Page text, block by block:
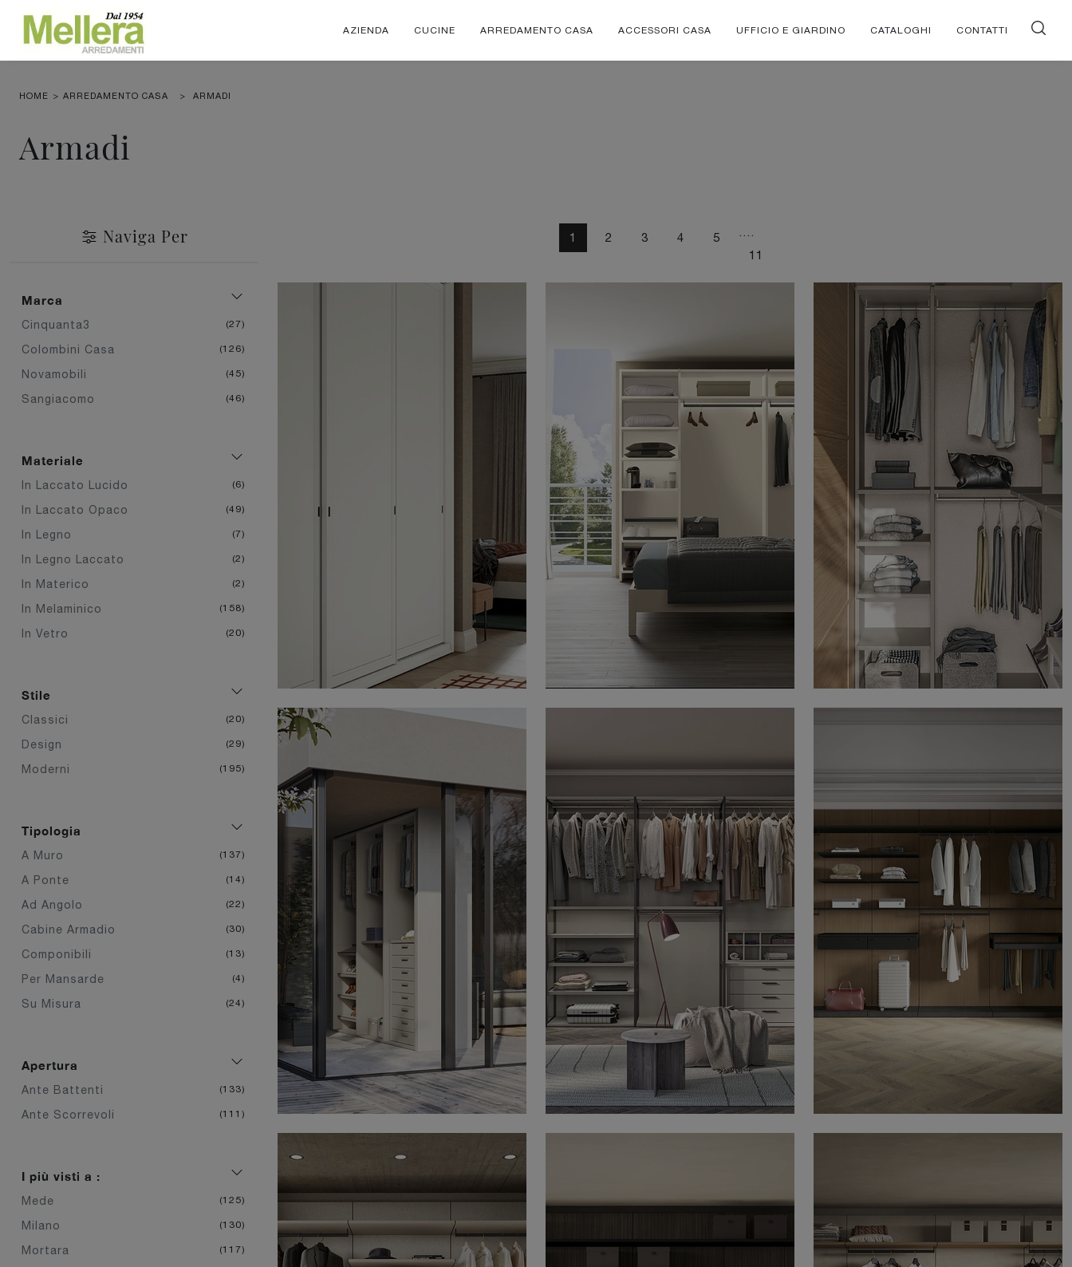
AZIENDA CUCINE ARREDAMENTO CASA ACCESSORI CASA UFFICIO E GIARDINO CATALOGHI CONTATTI
HOME > ARREDAMENTO CASA > ARMADI
Armadi
Naviga Per
Marca
Cinquanta3 27
Colombini Casa 126
Novamobili 45
Sangiacomo 46
Materiale
In Laccato Lucido 6
In Laccato Opaco 49
In Legno 7
In Legno Laccato 2
In Materico 2
In Melaminico 158
In Vetro 20
Stile
Classici 20
Design 29
Moderni 195
Tipologia
A Muro 137
A Ponte 14
Ad Angolo 22
Cabine Armadio 30
Componibili 13
Per Mansarde 4
Su Misura 24
Apertura
Ante Battenti 133
Ante Scorrevoli 111
I più visti a :
Mede 125
Milano 130
Mortara 117
1 2 3 4 5
11